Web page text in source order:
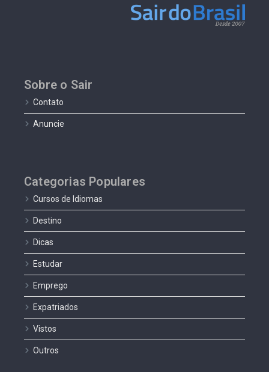
Sobre o Sair
Contato
Anuncie
Categorias Populares
Cursos de Idiomas
Destino
Dicas
Estudar
Emprego
Expatriados
Vistos
Outros